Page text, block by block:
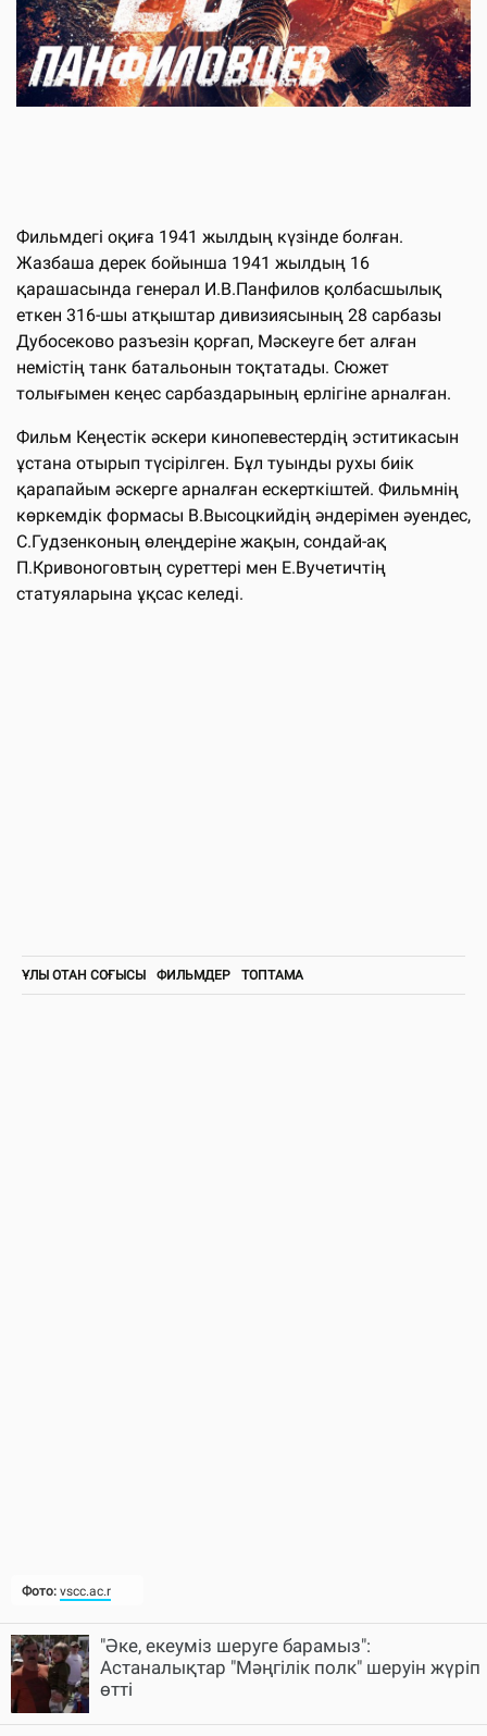
Фото: vscc.ac.r
Фильмдегі оқиға 1941 жылдың күзінде болған.
Жазбаша дерек бойынша 1941 жылдың 16
қарашасында генерал И.В.Панфилов қолбасшылық
еткен 316-шы атқыштар дивизиясының 28 сарбазы
Дубосеково разъезін қорғап, Мәскеуге бет алған
немістің танк батальонын тоқтатады. Сюжет
толығымен кеңес сарбаздарының ерлігіне арналған.
Фильм Кеңестік әскери кинопевестердің эститикасын
ұстана отырып түсірілген. Бұл туынды рухы биік
қарапайым әскерге арналған ескерткіштей. Фильмнің
көркемдік формасы В.Высоцкийдің әндерімен әуендес,
С.Гудзенконың өлеңдеріне жақын, сондай-ақ
П.Кривоноговтың суреттері мен Е.Вучетичтің
статуяларына ұқсас келеді.
ҰЛЫ ОТАН СОҒЫСЫ ФИЛЬМДЕР ТОПТАМА
"Әке, екеуміз шеруге барамыз":
Астаналықтар "Мәңгілік полк" шеруін жүріп
өтті